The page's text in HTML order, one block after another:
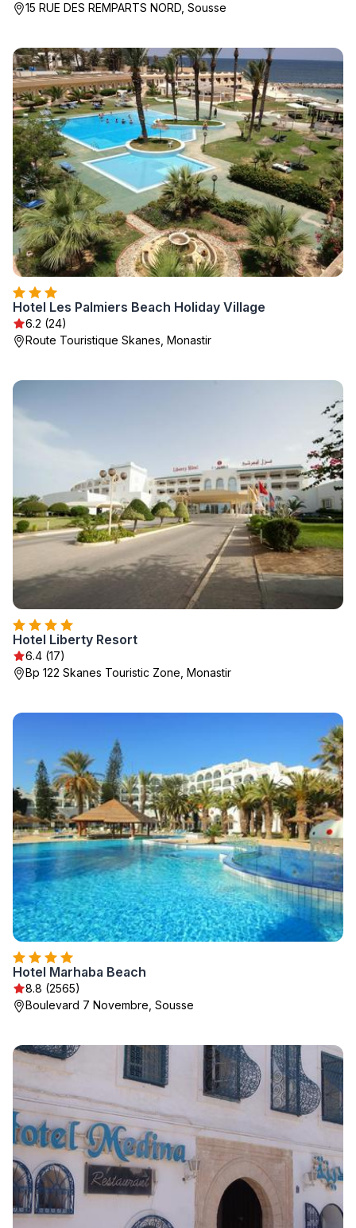
15 RUE DES REMPARTS NORD, Sousse
Hotel Les Palmiers Beach Holiday Village
6.2 (24)
Route Touristique Skanes, Monastir
Hotel Liberty Resort
6.4 (17)
Bp 122 Skanes Touristic Zone, Monastir
Hotel Marhaba Beach
8.8 (2565)
Boulevard 7 Novembre, Sousse